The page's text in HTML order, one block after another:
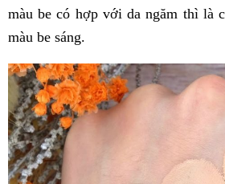
màu be có hợp với da ngăm thì là
màu be sáng.